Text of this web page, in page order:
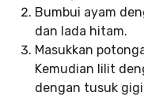
Bumbui ayam
dan lada hitam.
Masukkan
Kemudian lilit
dengan tusuk